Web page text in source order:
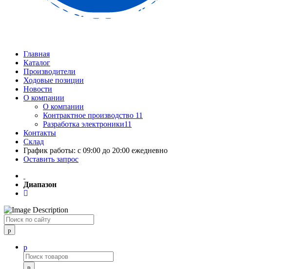
Главная
Каталог
Производители
Ходовые позиции
Новости
О компании
О компании
Контрактное производство 11
Разработка электроники11
Контакты
Склад
График работы: с 09:00 до 20:00 ежедневно
Оставить запрос
Диапазон
Поиск